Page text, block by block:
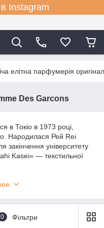
Instagram
елітна парфумерія оригінал
Des Garcons
в Токіо в 1973 році,
Народилася Рей Rei
закінчення університету
Kasei» ― текстильної
мови – «подібно
якого Rei Kawakubo
численних
компанії Comme
0 Фільтри